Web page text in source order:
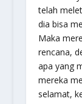
telah
dia bisa
Maka
rencana,
apa yang
mereka
selamat,